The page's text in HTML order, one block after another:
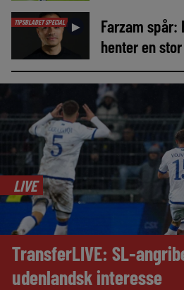
TIPSBLADET SPECIAL ►
Farzam spår:
henter en
LIVE
TransferLIVE: SL-
udenlandsk interesse